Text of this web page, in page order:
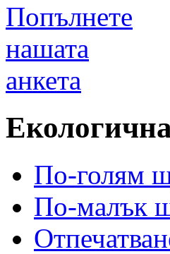
Попълнете
нашата
анкета
По-голям
По-малък